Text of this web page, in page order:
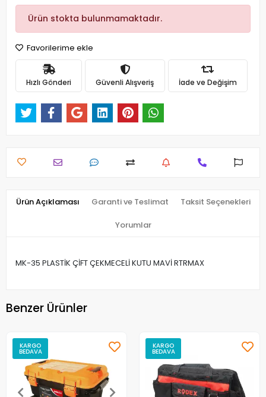
Ürün stokta bulunmamaktadır.
Favorilerime ekle
Hızlı Gönderi Güvenli Alışveriş İade ve Değişim
Ürün Açıklaması Garanti ve Teslimat Taksit Seçenekleri
Yorumlar
MK-35 PLASTİK ÇİFT ÇEKMECELİ KUTU MAVİ RTRMAX
Benzer Ürünler
KARGO
BEDAVA
KARGO
BEDAVA